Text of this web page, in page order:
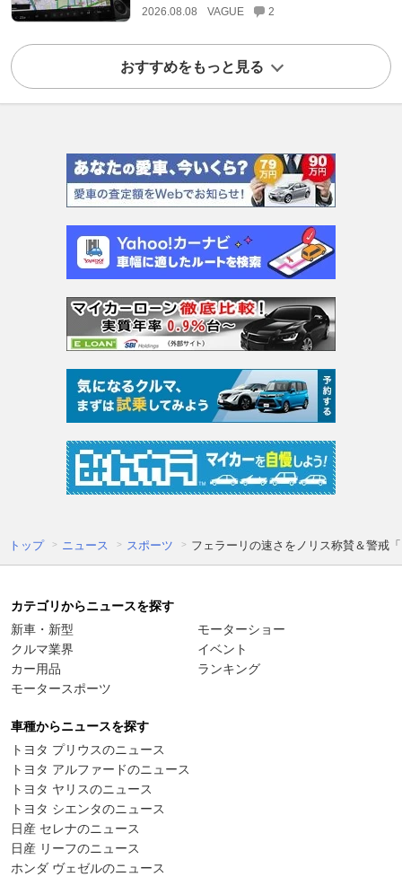
2026.08.08 VAGUE 2
おすすめをもっと見る
トップ ニュース スポーツ フェラーリの速さをノリス称賛＆警戒
カテゴリからニュースを探す
新車・新型
クルマ業界
カー用品
モータースポーツ
モーターショー
イベント
ランキング
車種からニュースを探す
トヨタ プリウスのニュース
トヨタ アルファードのニュース
トヨタ ヤリスのニュース
トヨタ シエンタのニュース
日産 セレナのニュース
日産 リーフのニュース
ホンダ ヴェゼルのニュース